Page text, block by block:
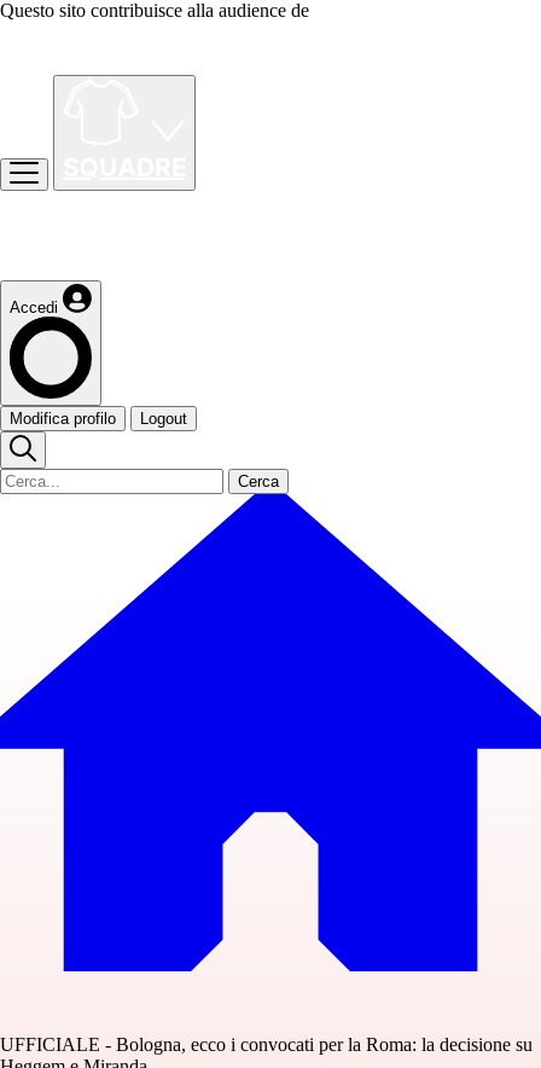
Questo sito contribuisce alla audience de
Accedi
Modifica profilo Logout
Cerca
UFFICIALE - Bologna, ecco i convocati per la Roma: la decisione su